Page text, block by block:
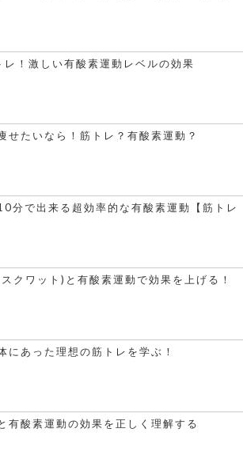
レ！激しい有酸素運動レベルの効果
せたいなら！筋トレ？有酸素運動？
分で出来る超効率的な有酸素運動【筋トレ
クワット)と有酸素運動で効果を上げる！
にあった理想の筋トレを学ぶ！
有酸素運動の効果を正しく理解する